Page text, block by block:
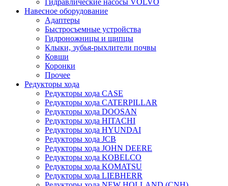
Гидравлические насосы VOLVO
Навесное оборудование
Адаптеры
Быстросъемные устройства
Гидроножницы и щипцы
Клыки, зубья-рыхлители почвы
Ковши
Коронки
Прочее
Редукторы хода
Редукторы хода CASE
Редукторы хода CATERPILLAR
Редукторы хода DOOSAN
Редукторы хода HITACHI
Редукторы хода HYUNDAI
Редукторы хода JCB
Редукторы хода JOHN DEERE
Редукторы хода KOBELCO
Редукторы хода KOMATSU
Редукторы хода LIEBHERR